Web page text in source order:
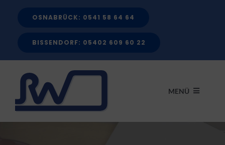
OSNABRÜCK: 0541 58 64 64
BISSENDORF: 05402 609 60 22
MENÜ